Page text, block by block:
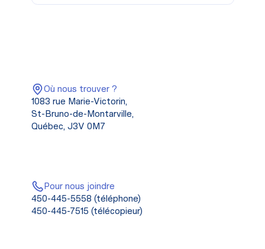
Où nous trouver ?
1083 rue Marie-Victorin,
St-Bruno-de-Montarville,
Québec, J3V 0M7
Pour nous joindre
450-445-5558 (téléphone)
450-445-7515 (télécopieur)